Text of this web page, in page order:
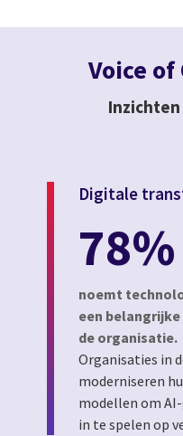
Voice
Digitale
78%
noemt
een
de organisatie.
Organisaties in
moderniseren
modellen om
in te spelen op